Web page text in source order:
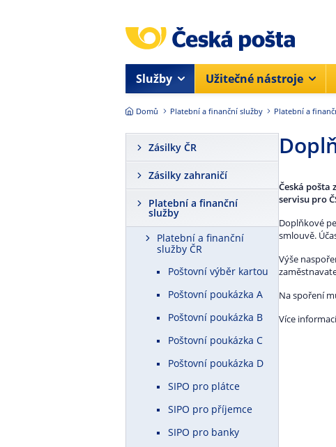
Služby Užitečné nástroje
Domů Platební a finanční služby Platební a
Zásilky ČR
Zásilky zahraničí
Platební a finanční
služby
Platební a finanční
služby ČR
Poštovní výběr kartou
Poštovní poukázka A
Poštovní poukázka B
Poštovní poukázka C
Poštovní poukázka D
SIPO pro plátce
SIPO pro příjemce
SIPO pro banky
Česká pošta
servisu pro
Doplňkové
smlouvě.
Výše
Na spoření
Více